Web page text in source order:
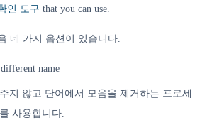
인 도구 that you can use.
네 가지 옵션이 있습니다.
name
지 않고 단어에서 모음을 제거하는 프로세
사용합니다.